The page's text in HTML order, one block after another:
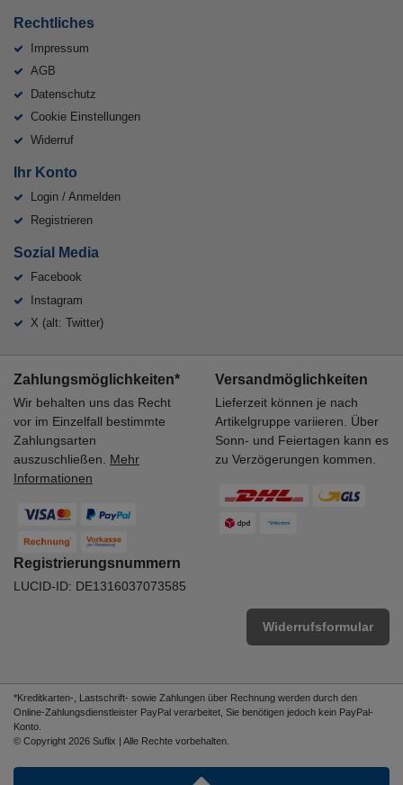
Rechtliches
Impressum
AGB
Datenschutz
Cookie Einstellungen
Widerruf
Ihr Konto
Login / Anmelden
Registrieren
Sozial Media
Facebook
Instagram
X (alt: Twitter)
Zahlungsmöglichkeiten*
Wir behalten uns das Recht
vor im Einzelfall bestimmte
Zahlungsarten
auszuschließen. Mehr
Informationen
Versandmöglichkeiten
Lieferzeit können je nach
Artikelgruppe variieren. Über
Sonn- und Feiertagen kann es
zu Verzögerungen kommen.
Registrierungsnummern
LUCID-ID: DE1316037073585
Widerrufsformular
*Kreditkarten-, Lastschrift- sowie Zahlungen über Rechnung werden durch den
Online-Zahlungsdienstleister PayPal verarbeitet, Sie benötigen jedoch kein PayPal-
Konto.
© Copyright 2026 Suflix | Alle Rechte vorbehalten.